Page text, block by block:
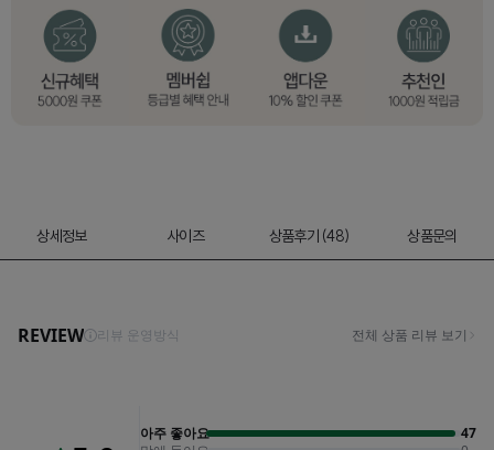
상세정보 사이즈 상품후기 (48) 상품문의